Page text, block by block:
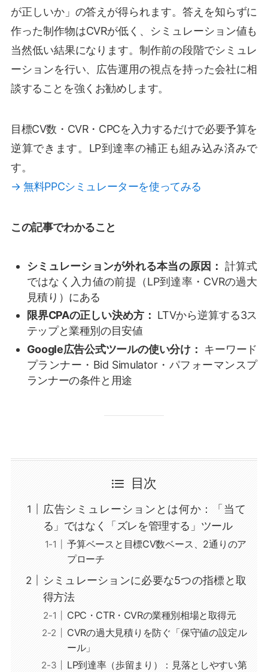
が正しいか」の答えが得られます。答えを知らずに
作った制作物はCVRが低く、シミュレーション値も
当然低い結果になります。制作前の段階でシミュレ
ーションを行い、広告運用の視点を持った会社に相
談することを強くお勧めします。
目標CV数・CVR・CPCを入力するだけで必要予算を
逆算できます。LP到達率の補正も組み込み済みで
す。
→ 無料PPCシミュレーターを使ってみる
この記事でわかること
シミュレーションが外れる本当の原因： 計算式
ではなく入力値の前提（LP到達率・CVRの過大
見積り）にある
限界CPAの正しい決め方： LTVから逆算する3ス
テップと業種別の目安値
Google広告公式ツールの使い分け： キーワード
プランナー・Bid Simulator・パフォーマンスプ
ランナーの条件と用途
目次
広告シミュレーションとは何か：「当て
る」ではなく「ズレを管理する」ツール
予算ベースと目標CV数ベース、2通りのア
プローチ
シミュレーションに必要な5つの指標と取
得方法
CPC・CTR・CVRの業種別相場と取得元
CVRの過大見積りを防ぐ「保守値の設定ル
ール」
LP到達率（歩留まり）：見落としやすい第